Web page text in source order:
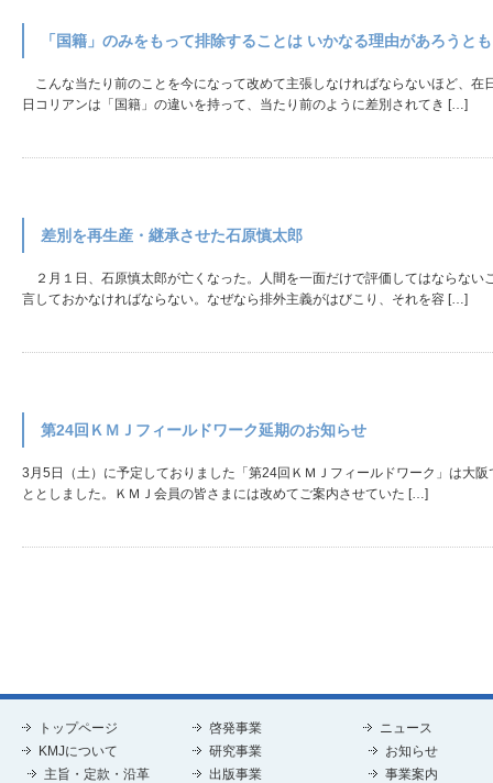
「国籍」のみをもって排除することは いかなる理由があろうと
こんな当たり前のことを今になって改めて主張しなければならないほど、
日コリアンは「国籍」の違いを持って、当たり前のように差別されてき […]
差別を再生産・継承させた石原慎太郎
２月１日、石原慎太郎が亡くなった。人間を一面だけで評価してはならな
言しておかなければならない。なぜなら排外主義がはびこり、それを容 […]
第24回ＫＭＪフィールドワーク延期のお知らせ
3月5日（土）に予定しておりました「第24回ＫＭＪフィールドワーク」は大
ととしました。ＫＭＪ会員の皆さまには改めてご案内させていた […]
トップページ
KMJについて
主旨・定款・沿革
啓発事業
研究事業
出版事業
ニュース
お知らせ
事業案内